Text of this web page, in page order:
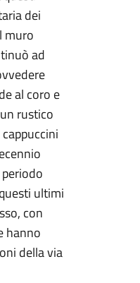
dei
muro
ad
al coro e
rustico
ultimi
con
hanno
della via